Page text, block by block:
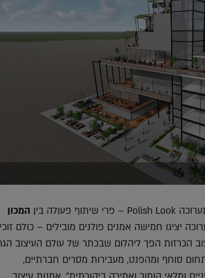
המכון
יציגו חמישה אמנים פולנים מובילים – כולם זוכי
הכרזות הפך ליהלום שבכתר של עולם העיצוב
סוחף ומהפנט, מעבירות מסרים חברתיים,